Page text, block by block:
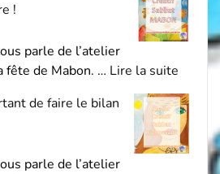
!
parle de l’atelier
fête de Mabon. … Lire la suite
de faire le bilan
parle de l’atelier